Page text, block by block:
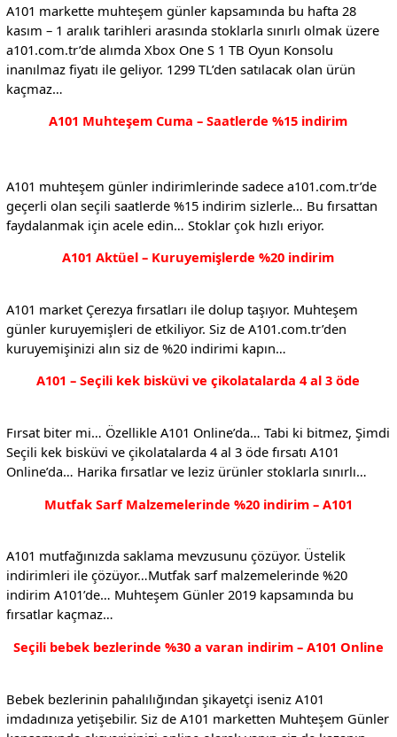
A101 markette muhteşem günler kapsamında bu hafta 28
kasım – 1 aralık tarihleri arasında stoklarla sınırlı olmak üzere
a101.com.tr’de alımda Xbox One S 1 TB Oyun Konsolu
inanılmaz fiyatı ile geliyor. 1299 TL’den satılacak olan ürün
kaçmaz…
A101 Muhteşem Cuma – Saatlerde %15 indirim
A101 muhteşem günler indirimlerinde sadece a101.com.tr’de
geçerli olan seçili saatlerde %15 indirim sizlerle… Bu fırsattan
faydalanmak için acele edin… Stoklar çok hızlı eriyor.
A101 Aktüel – Kuruyemişlerde %20 indirim
A101 market Çerezya fırsatları ile dolup taşıyor. Muhteşem
günler kuruyemişleri de etkiliyor. Siz de A101.com.tr’den
kuruyemişinizi alın siz de %20 indirimi kapın…
A101 – Seçili kek bisküvi ve çikolatalarda 4 al 3 öde
Fırsat biter mi… Özellikle A101 Online’da… Tabi ki bitmez, Şimdi
Seçili kek bisküvi ve çikolatalarda 4 al 3 öde fırsatı A101
Online’da… Harika fırsatlar ve leziz ürünler stoklarla sınırlı…
Mutfak Sarf Malzemelerinde %20 indirim – A101
A101 mutfağınızda saklama mevzusunu çözüyor. Üstelik
indirimleri ile çözüyor…Mutfak sarf malzemelerinde %20
indirim A101’de… Muhteşem Günler 2019 kapsamında bu
fırsatlar kaçmaz…
Seçili bebek bezlerinde %30 a varan indirim – A101 Online
Bebek bezlerinin pahalılığından şikayetçi iseniz A101
imdadınıza yetişebilir. Siz de A101 marketten Muhteşem Günler